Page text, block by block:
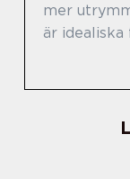
mer
är idealiska